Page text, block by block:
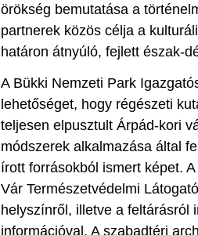
örökség bemutatása a
partnerek közös célja a
határon átnyúló, fejlett észak-
A Bükki Nemzeti Park
lehetőséget, hogy régészeti
teljesen elpusztult Árpád-kori
módszerek alkalmazása által
írott forrásokból ismert képet.
Vár Természetvédelmi
helyszínről, illetve a feltárásról
információval. A szabadtéri